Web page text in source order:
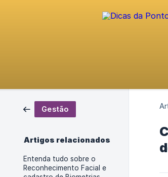
Gestão
Artigos relacionados
Entenda tudo sobre o
Reconhecimento Facial e